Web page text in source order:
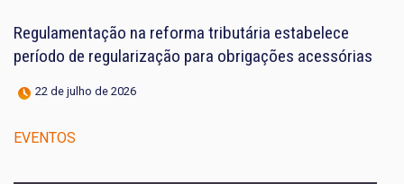
Regulamentação na reforma tributária estabelece
período de regularização para obrigações acessórias
22 de julho de 2026
EVENTOS